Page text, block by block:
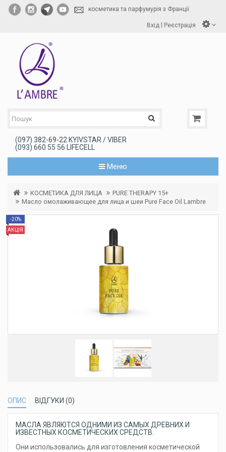
косметика та парфумурія з Франції
Вхід Реєстрація
(097) 382-69-22 KYIVSTAR / VIBER
(093) 660 55 56 LIFECELL
Меню
КОСМЕТИКА ДЛЯ ЛИЦА
PURE THERAPY 15+
Масло омолаживающее для лица и шеи Pure Face Oil Lambre
-20%
АКЦІЯ
ОПИС ВІДГУКИ (0)
МАСЛА ЯВЛЯЮТСЯ ОДНИМИ ИЗ САМЫХ ДРЕВНИХ И
ИЗВЕСТНЫХ КОСМЕТИЧЕСКИХ СРЕДСТВ.
Они использовались для изготовления косметической